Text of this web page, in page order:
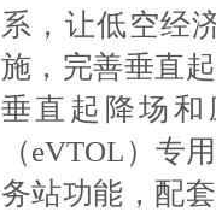
系，让低空经
施，完善垂直
垂直起降场
（eVTOL）专
务站功能，配